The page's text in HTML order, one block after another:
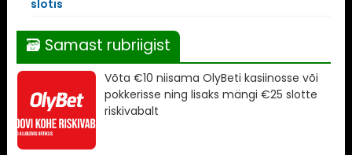
slotis
🗃 Samast rubriigist
Võta €10 niisama OlyBeti kasiinosse või
pokkerisse ning lisaks mängi €25 slotte
riskivabalt